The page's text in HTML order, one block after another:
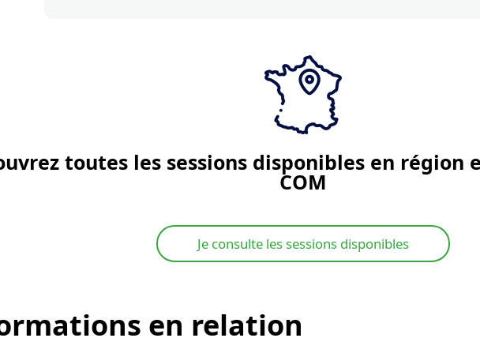
toutes les sessions disponibles en région
COM
Je consulte les sessions disponibles
en relation